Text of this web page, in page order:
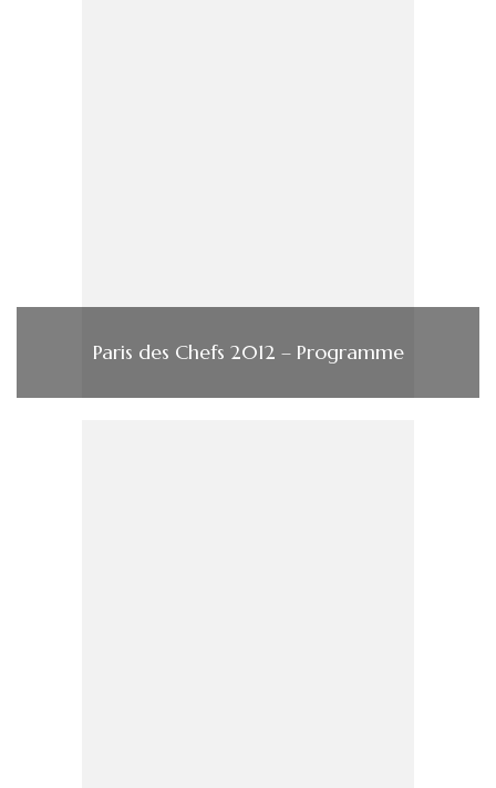
Paris des Chefs 2012 – Programme